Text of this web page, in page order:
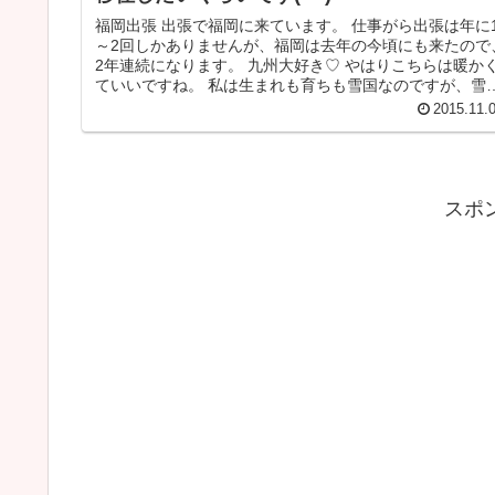
福岡出張 出張で福岡に来ています。 仕事がら出張は年に1
～2回しかありませんが、福岡は去年の今頃にも来たので
2年連続になります。 九州大好き♡ やはりこちらは暖かく
ていいですね。 私は生まれも育ちも雪国なのですが、雪が
スポ